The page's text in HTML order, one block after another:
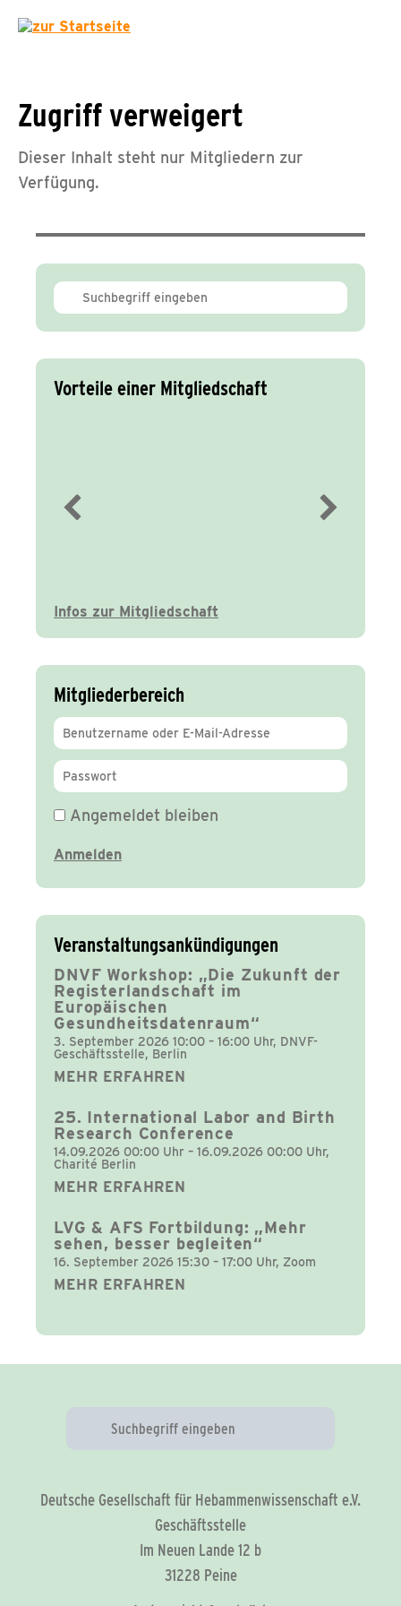
Zugriff verweigert
Dieser Inhalt steht nur Mitgliedern zur
Verfügung.
Vorteile einer Mitgliedschaft
Infos zur Mitgliedschaft
Mitgliederbereich
Angemeldet bleiben
Veranstaltungsankündigungen
DNVF Workshop: „Die Zukunft der
Registerlandschaft im
Europäischen
Gesundheitsdatenraum“
3. September 2026 10:00 – 16:00 Uhr, DNVF-
Geschäftsstelle, Berlin
MEHR ERFAHREN
25. International Labor and Birth
Research Conference
14.09.2026 00:00 Uhr – 16.09.2026 00:00 Uhr,
Charité Berlin
MEHR ERFAHREN
LVG & AFS Fortbildung: „Mehr
sehen, besser begleiten“
16. September 2026 15:30 – 17:00 Uhr, Zoom
MEHR ERFAHREN
Deutsche Gesellschaft für Hebammenwissenschaft e.V.
Geschäftsstelle
Im Neuen Lande 12 b
31228 Peine